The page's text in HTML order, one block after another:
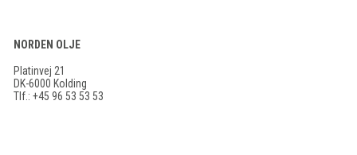
NORDEN OLJE
Platinvej 21
DK-6000 Kolding
Tlf.: +45 96 53 53 53